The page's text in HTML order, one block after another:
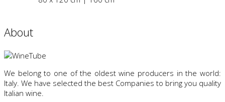
About
We belong to one of the oldest wine producers in the world:
Italy. We have selected the best Companies to bring you quality
Italian wine.